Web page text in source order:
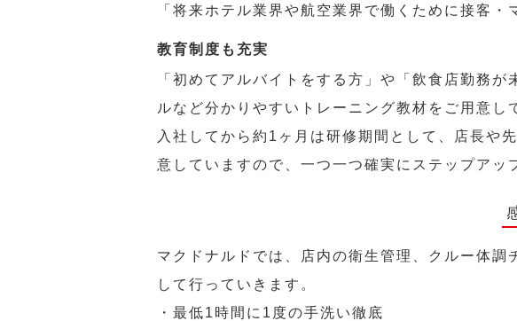
「将来ホテル業界や航空業界で働くために接客
教育制度も充実
「初めてアルバイトをする方」や「飲食店勤務
ルなど分かりやすいトレーニング教材をご用意し
入社してから約1ヶ月は研修期間として、店長や
意していますので、一つ一つ確実にステップアッ
マクドナルドでは、店内の衛生管理、クルー体
して行っていきます。
・最低1時間に1度の手洗い徹底